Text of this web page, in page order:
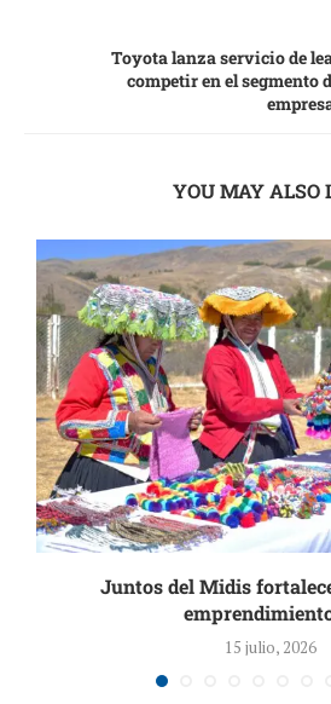
Toyota lanza servicio de
competir en el segmento
YOU MAY ALSO
Juntos del Midis
15 julio, 2026